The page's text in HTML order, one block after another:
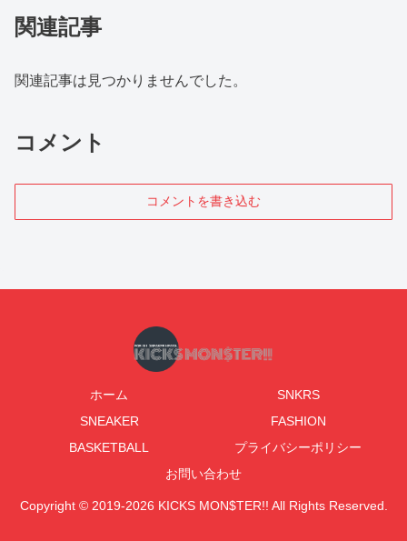
関連記事
関連記事は見つかりませんでした。
コメント
コメントを書き込む
ホーム
SNKRS
SNEAKER
FASHION
BASKETBALL
プライバシーポリシー
お問い合わせ
Copyright © 2019-2026 KICKS MON$TER!! All Rights Reserved.